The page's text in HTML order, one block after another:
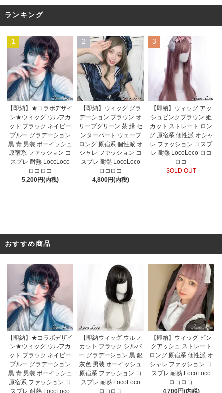
ランキング
1
【即納】★コラボデザイ
ン★ウィッグ ウルフカ
ット ブラック ネイビー
ブルー グラデーション
黒 青 男装 ボーイッシュ
原宿系 ファッション コ
スプレ 耐熱 LocoLoco
ロコロコ
5,200円(内税)
2
【即納】ウィッグ グラ
デーション ブラウン オ
リーブグリーン 茶 緑 セ
ンターパート ウェーブ
ロング 原宿系 個性派 オ
シャレ ファッション コ
スプレ 耐熱 LocoLoco
ロコロコ
4,800円(内税)
3
【即納】ウィッグ アッ
シュピンクブラウン 姫
カット ストレート ロン
グ 原宿系 個性派 オシャ
レ ファッション コスプ
レ 耐熱 LocoLoco ロコ
ロコ
SOLD OUT
おすすめ商品
【即納】★コラボデザイ
ン★ウィッグ ウルフカ
ット ブラック ネイビー
ブルー グラデーション
黒 青 男装 ボーイッシュ
原宿系 ファッション コ
スプレ 耐熱 LocoLoco
【即納ウィッグ ウルフ
カット ブラック シルバ
ー グラデーション 黒 銀
灰色 男装 ボーイッシュ
原宿系 ファッション コ
スプレ 耐熱 LocoLoco
ロコロコ
【即納】ウィッグ ピン
クアッシュ ストレート
ロング 原宿系 個性派 オ
シャレ ファッション コ
スプレ 耐熱 LocoLoco
ロコロコ
4,700円(内税)